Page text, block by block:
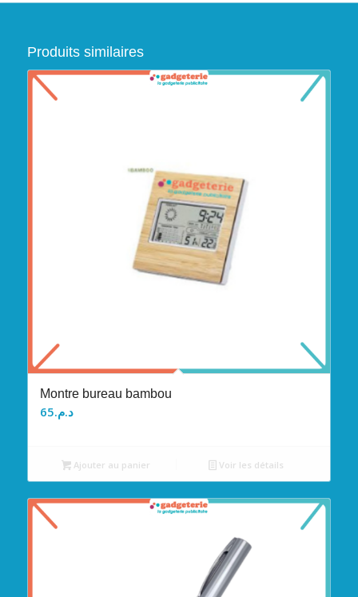
Produits similaires
Montre bureau bambou
د.م.65
Ajouter au panier Voir les détails